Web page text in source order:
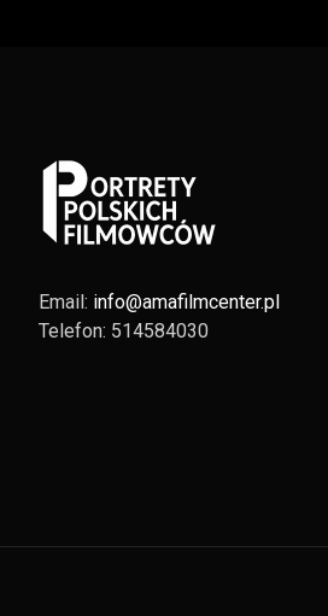
Email: info@amafilmcenter.pl
Telefon: 514584030